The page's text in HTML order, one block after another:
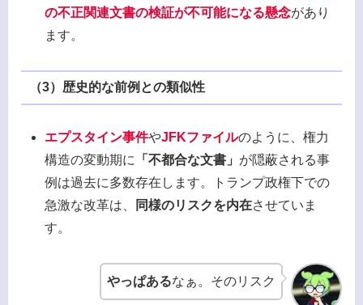
の不正関連文書の検証が不可能になる懸念があり
ます。
（3） 歴史的な前例との類似性
エプスタイン事件やJFKファイルのように、権力
構造の変動期に
「不都合な文書」 が隠蔽される事
例は過去に多数存在します。トランプ政権下での
急激な改革は、
同様のリスクを内在させていま
す。
やっぱあるなぁ。そのリスク